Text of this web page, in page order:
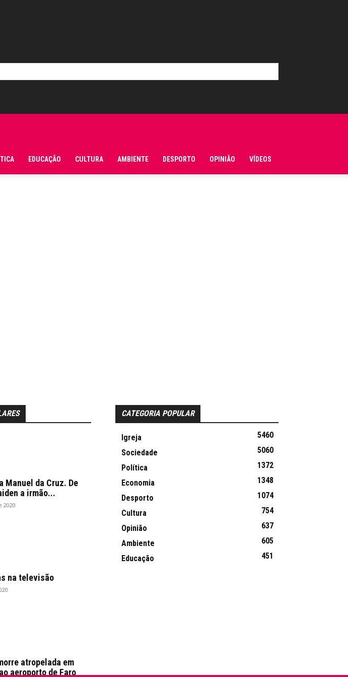
EDUCAÇÃO CULTURA AMBIENTE DESPORTO OPINIÃO VÍDEOS
Manuel da Cruz. De
a irmão...
2020
na televisão
atropelada em
aeroporto de Faro
CATEGORIA POPULAR
Igreja
5460
Sociedade
5060
Política
1372
Economia
1348
Desporto
1074
Cultura
754
Opinião
637
Ambiente
605
Educação
451